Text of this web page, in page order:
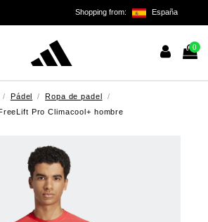
Shopping from: España
0
Pádel
Ropa de padel
Pro Climacool+ hombre